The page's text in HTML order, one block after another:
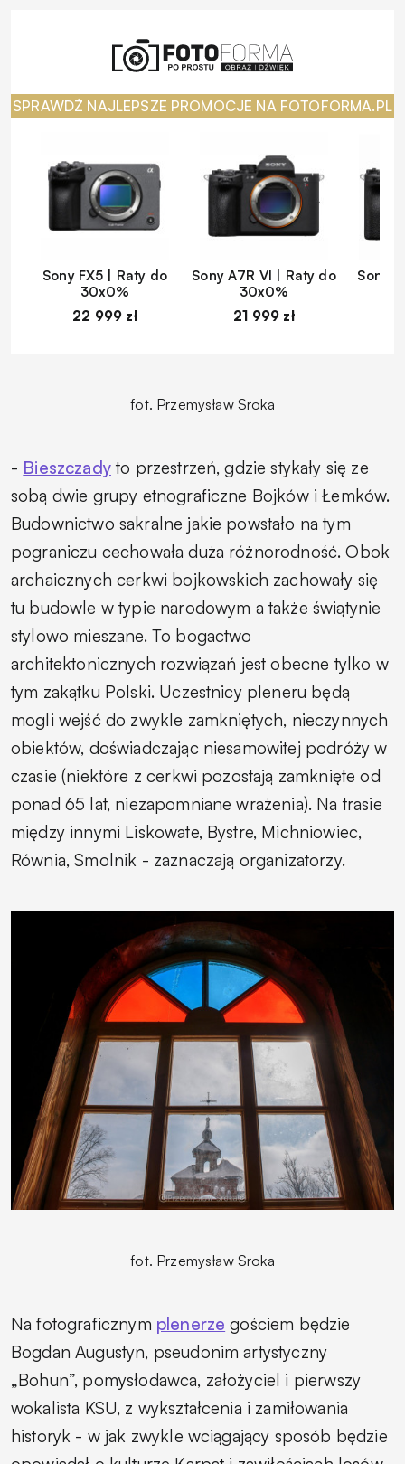
SPRAWDŹ NAJLEPSZE PROMOCJE NA FOTOFORMA.PL
Sony FX5 | Raty do
30x0%
22 999 zł
Sony A7R VI | Raty do
30x0%
21 999 zł
Sony
fot. Przemysław Sroka
- Bieszczadyto przestrzeń, gdzie stykały się ze
sobą dwie grupy etnograficzne Bojków i Łemków.
Budownictwo sakralne jakie powstało na tym
pograniczu cechowała duża różnorodność. Obok
archaicznych cerkwi bojkowskich zachowały się
tu budowle w typie narodowym a także świątynie
stylowo mieszane. To bogactwo
architektonicznych rozwiązań jest obecne tylko w
tym zakątku Polski. Uczestnicy pleneru będą
mogli wejść do zwykle zamkniętych, nieczynnych
obiektów, doświadczając niesamowitej podróży w
czasie (niektóre z cerkwi pozostają zamknięte od
ponad 65 lat, niezapomniane wrażenia). Na trasie
między innymi Liskowate, Bystre, Michniowiec,
Równia, Smolnik - zaznaczają organizatorzy.
fot. Przemysław Sroka
Na fotograficznym plenerze gościem będzie
Bogdan Augustyn, pseudonim artystyczny
„Bohun”, pomysłodawca, założyciel i pierwszy
wokalista KSU, z wykształcenia i zamiłowania
historyk - w jak zwykle wciągający sposób będzie